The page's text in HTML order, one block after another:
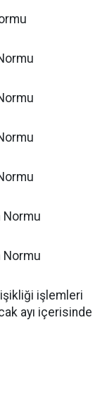
Normu
Normu
işlemleri
ayı içerisinde